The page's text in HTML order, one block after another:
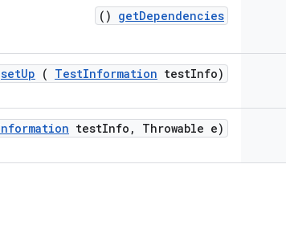
getDependencies
()
setUp ( TestInformation testInfo)
testInfo , Throwable e)